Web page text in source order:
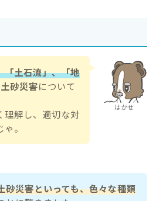
はかせ
「土石流」、「地
砂災害について
理解し、適切な対
。
砂災害といっても、色々な種類